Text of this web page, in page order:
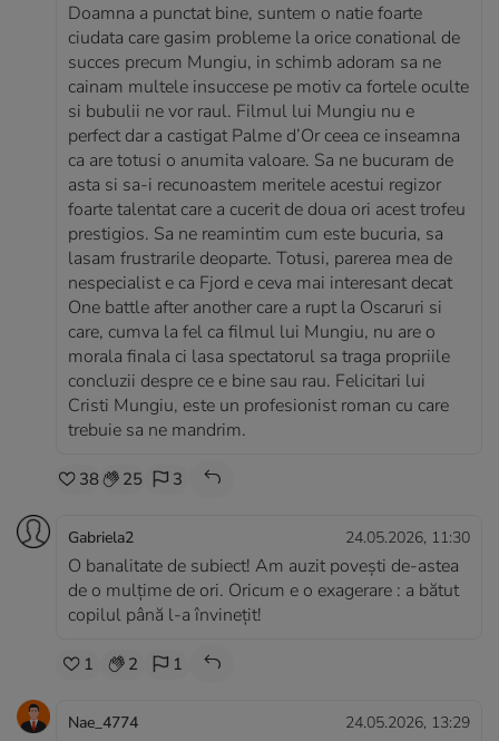
Doamna a punctat bine, suntem o natie foarte
ciudata care gasim probleme la orice conational de
succes precum Mungiu, in schimb adoram sa ne
cainam multele insuccese pe motiv ca fortele oculte
si bubulii ne vor raul. Filmul lui Mungiu nu e
perfect dar a castigat Palme d’Or ceea ce inseamna
ca are totusi o anumita valoare. Sa ne bucuram de
asta si sa-i recunoastem meritele acestui regizor
foarte talentat care a cucerit de doua ori acest trofeu
prestigios. Sa ne reamintim cum este bucuria, sa
lasam frustrarile deoparte. Totusi, parerea mea de
nespecialist e ca Fjord e ceva mai interesant decat
One battle after another care a rupt la Oscaruri si
care, cumva la fel ca filmul lui Mungiu, nu are o
morala finala ci lasa spectatorul sa traga propriile
concluzii despre ce e bine sau rau. Felicitari lui
Cristi Mungiu, este un profesionist roman cu care
trebuie sa ne mandrim.
38 25 3
Gabriela2 24.05.2026, 11:30
O banalitate de subiect! Am auzit poveşti de-astea
de o mulțime de ori. Oricum e o exagerare : a bătut
copilul până l-a învinețit!
1 2 1
Nae_4774
24.05.2026, 13:29